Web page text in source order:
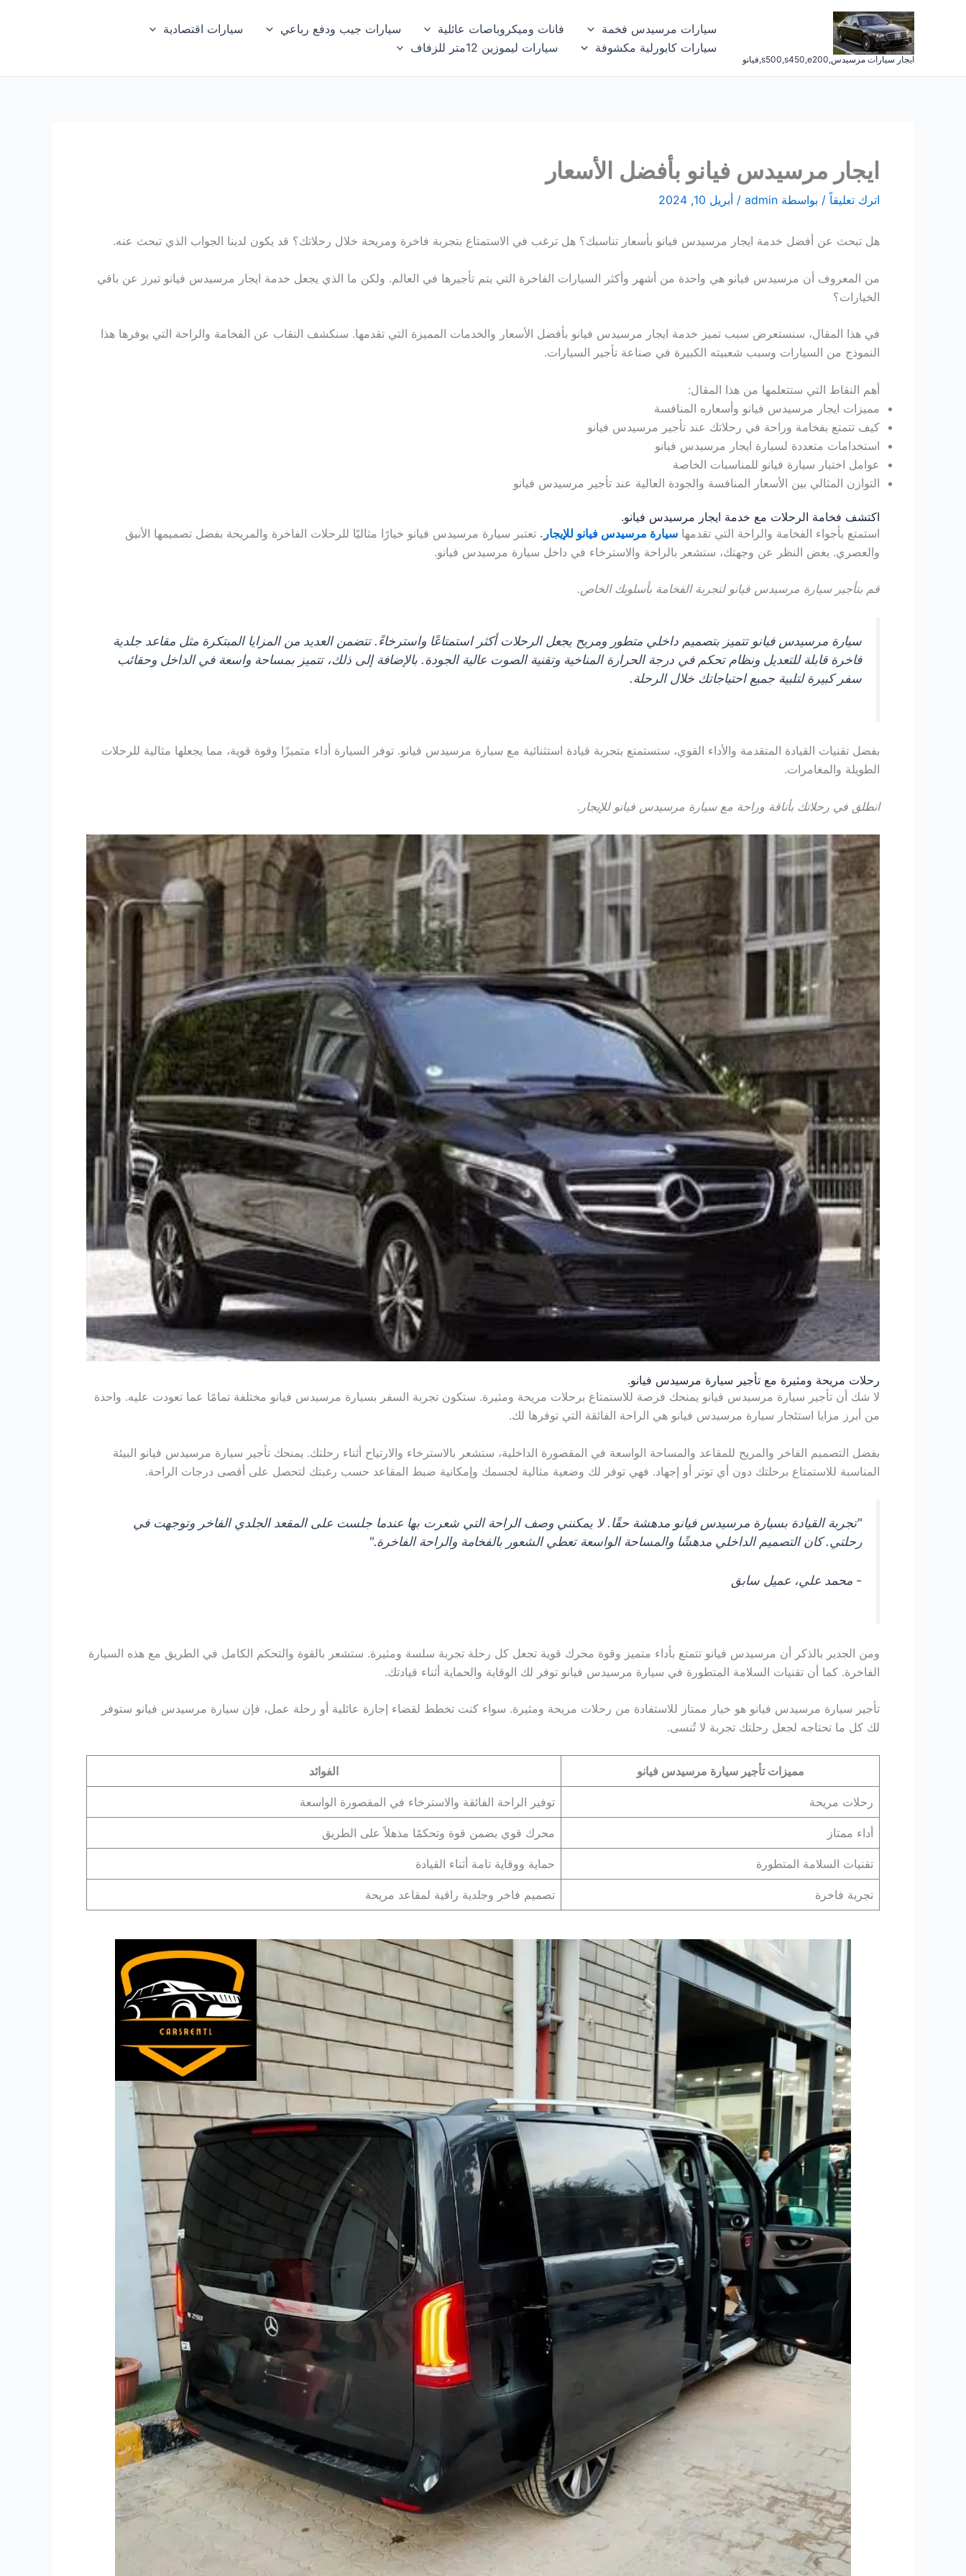
ايجار سيارات مرسيدس,s500,s450,e200,فيانو
سيارات مرسيدس فخمة فانات وميكروباصات عائلية سيارات جيب ودفع رباعي
سيارات اقتصادية
سيارات كابورلية مكشوفة
سيارات ليموزين 12متر للزفاف
ايجار مرسيدس فيانو بأفضل الأسعار
اترك تعليقاً / بواسطة admin
/ أبريل 10, 2024
هل تبحث عن أفضل خدمة ايجار مرسيدس فيانو بأسعار تناسبك؟ هل ترغب في الاستمتاع بتجربة فاخرة ومريحة خلال رحلاتك؟ قد يكون لدينا الجواب الذي تبحث عنه.
من المعروف أن مرسيدس فيانو هي واحدة من أشهر وأكثر السيارات الفاخرة التي يتم تأجيرها في العالم. ولكن ما الذي يجعل خدمة ايجار مرسيدس فيانو تبرز عن باقي
الخيارات؟
في هذا المقال، سنستعرض سبب تميز خدمة ايجار مرسيدس فيانو بأفضل الأسعار والخدمات المميزة التي تقدمها. سنكشف النقاب عن الفخامة والراحة التي يوفرها هذا
النموذج من السيارات وسبب شعبيته الكبيرة في صناعة تأجير السيارات.
أهم النقاط التي ستتعلمها من هذا المقال:
مميزات ايجار مرسيدس فيانو وأسعاره المنافسة
كيف تتمتع بفخامة وراحة في رحلاتك عند تأجير مرسيدس فيانو
استخدامات متعددة لسيارة ايجار مرسيدس فيانو
عوامل اختيار سيارة فيانو للمناسبات الخاصة
التوازن المثالي بين الأسعار المنافسة والجودة العالية عند تأجير مرسيدس فيانو
اكتشف فخامة الرحلات مع خدمة ايجار مرسيدس فيانو.
استمتع بأجواء الفخامة والراحة التي تقدمها سيارة مرسيدس فيانو للإيجار . تعتبر سيارة مرسيدس فيانو خيارًا مثاليًا للرحلات الفاخرة والمريحة بفضل تصميمها الأنيق
والعصري. بغض النظر عن وجهتك، ستشعر بالراحة والاسترخاء في داخل سيارة مرسيدس فيانو.
قم بتأجير سيارة مرسيدس فيانو لتجربة الفخامة بأسلوبك الخاص.
سيارة مرسيدس فيانو تتميز بتصميم داخلي متطور ومريح يجعل الرحلات أكثر استمتاعًا واسترخاءً. تتضمن العديد من المزايا المبتكرة مثل مقاعد جلدية
فاخرة قابلة للتعديل ونظام تحكم في درجة الحرارة المناخية وتقنية الصوت عالية الجودة. بالإضافة إلى ذلك، تتميز بمساحة واسعة في الداخل وحقائب
سفر كبيرة لتلبية جميع احتياجاتك خلال الرحلة.
بفضل تقنيات القيادة المتقدمة والأداء القوي، ستستمتع بتجربة قيادة استثنائية مع سيارة مرسيدس فيانو. توفر السيارة أداء متميزًا وقوة قوية، مما يجعلها مثالية للرحلات
الطويلة والمغامرات.
انطلق في رحلاتك بأناقة وراحة مع سيارة مرسيدس فيانو للإيجار.
رحلات مريحة ومثيرة مع تأجير سيارة مرسيدس فيانو.
لا شك أن تأجير سيارة مرسيدس فيانو يمنحك فرصة للاستمتاع برحلات مريحة ومثيرة. ستكون تجربة السفر بسيارة مرسيدس فيانو مختلفة تمامًا عما تعودت عليه. واحدة
من أبرز مزايا استئجار سيارة مرسيدس فيانو هي الراحة الفائقة التي توفرها لك.
بفضل التصميم الفاخر والمريح للمقاعد والمساحة الواسعة في المقصورة الداخلية، ستشعر بالاسترخاء والارتياح أثناء رحلتك. يمنحك تأجير سيارة مرسيدس فيانو البيئة
المناسبة للاستمتاع برحلتك دون أي توتر أو إجهاد. فهي توفر لك وضعية مثالية لجسمك وإمكانية ضبط المقاعد حسب رغبتك لتحصل على أقصى درجات الراحة.
"تجربة القيادة بسيارة مرسيدس فيانو مدهشة حقًا. لا يمكنني وصف الراحة التي شعرت بها عندما جلست على المقعد الجلدي الفاخر وتوجهت في
رحلتي. كان التصميم الداخلي مدهشًا والمساحة الواسعة تعطي الشعور بالفخامة والراحة الفاخرة."
- محمد علي، عميل سابق
ومن الجدير بالذكر أن مرسيدس فيانو تتمتع بأداء متميز وقوة محرك قوية تجعل كل رحلة تجربة سلسة ومثيرة. ستشعر بالقوة والتحكم الكامل في الطريق مع هذه السيارة
الفاخرة. كما أن تقنيات السلامة المتطورة في سيارة مرسيدس فيانو توفر لك الوقاية والحماية أثناء قيادتك.
تأجير سيارة مرسيدس فيانو هو خيار ممتاز للاستفادة من رحلات مريحة ومثيرة. سواء كنت تخطط لقضاء إجازة عائلية أو رحلة عمل، فإن سيارة مرسيدس فيانو ستوفر
لك كل ما تحتاجه لجعل رحلتك تجربة لا تُنسى.
مميزات تأجير سيارة مرسيدس فيانو الفوائد
رحلات مريحة توفير الراحة الفائقة والاسترخاء في المقصورة الواسعة
أداء ممتاز محرك قوي يضمن قوة وتحكمًا مذهلاً على الطريق
تقنيات السلامة المتطورة حماية ووقاية تامة أثناء القيادة
تجربة فاخرة تصميم فاخر وجلدية راقية لمقاعد مريحة